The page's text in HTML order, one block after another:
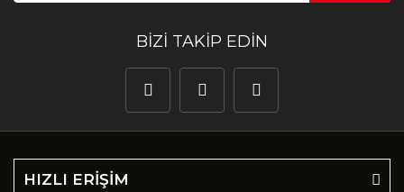
BİZİ TAKİP EDİN
HIZLI ERİŞİM